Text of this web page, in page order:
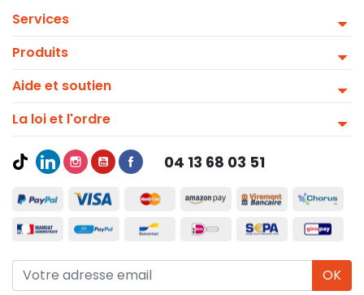
Services
Produits
Aide et soutien
La loi et l'ordre
04 13 68 03 51
OK